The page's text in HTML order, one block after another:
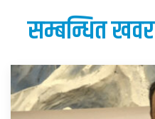
सम्बन्धित खवर